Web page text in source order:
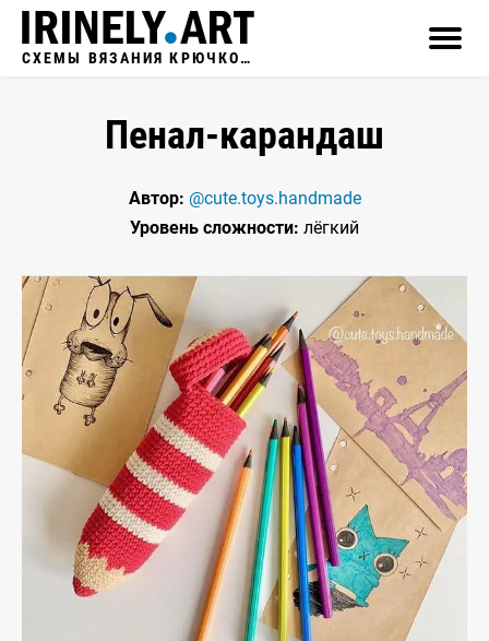
СХЕМЫ ВЯЗАНИЯ КРЮЧКОМ
Пенал-карандаш
Автор: @cute.toys.handmade
Уровень сложности: лёгкий